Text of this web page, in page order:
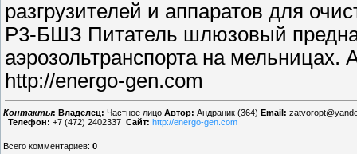
разгрузителей и аппаратов для
Р3-БШЗ Питатель шлюзовый
аэрозольтранспорта на мельницах.
http://energo-gen.com
Контакты: Владелец: Частное лицо Автор: Андраник (364) Email:
Телефон: +7 (472) 2402337 Сайт: http://energo-gen.com
Всего комментариев: 0